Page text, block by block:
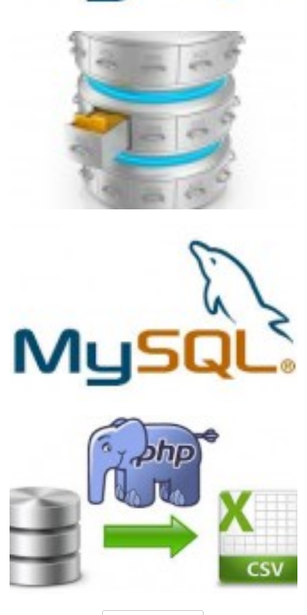
MySQL - Como converter hora
armazenada como inteiro para uma
coluna do tipo time
03 de julho de 2016 3 min de leitura
4 min de leitura
Desenvolvendo Queries com Ranking no
20 de dezembro de 2014 1 min de leitura